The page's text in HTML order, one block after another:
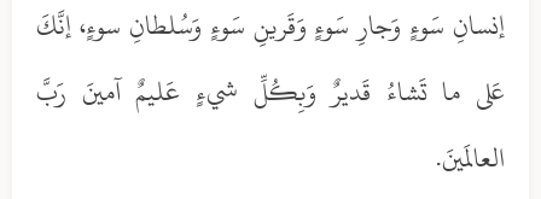
إنسانِ سَوءٍ وَجارِ سَوءٍ وَقَرينِ سَوءٍ وَسُلطانِ سوءٍ، إنَّكَ
عَلى ما تَشاءُ قَديرٌ وَبِكُلِّ شيءٍ عَليمٌ آمينَ رَبَّ
العالَمينَ.